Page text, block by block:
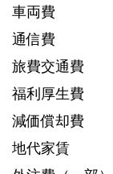
車両費
通信費
旅費交通費
福利厚生費
減価償却費
地代家賃